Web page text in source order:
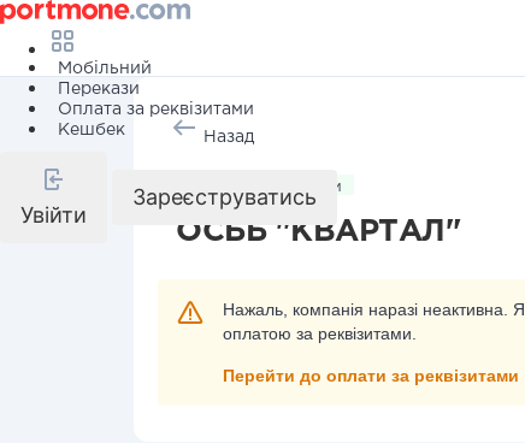
Мобільний
Перекази
Оплата за реквізитами
Кешбек
Увійти
Зареєструватись
Назад
Комунальні послуги
ОСББ "КВАРТАЛ"
Нажаль, компанія наразі неактивна.
оплатою за реквізитами.
Перейти до оплати за реквізитами